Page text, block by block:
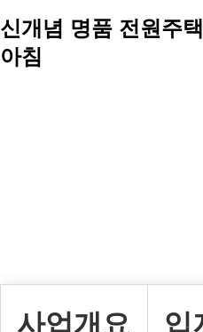
신개념 명품 전원주
아침
사업개요 입